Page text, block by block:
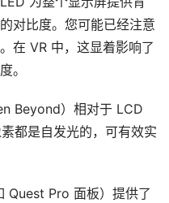
对比度。您可能已经注意
在 VR 中，这显着影响了
。
Beyond）相对于 LCD
都是自发光的，可有效实
Quest Pro 面板）提供了